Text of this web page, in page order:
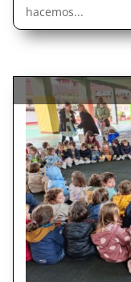
hacemos...